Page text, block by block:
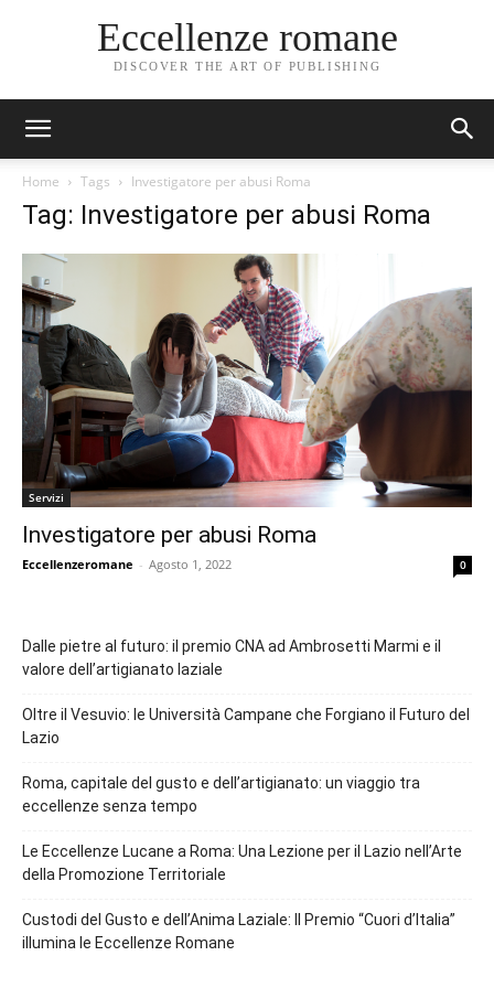
Eccellenze romane
DISCOVER THE ART OF PUBLISHING
Home Tags Investigatore per abusi Roma
Tag: Investigatore per abusi Roma
Servizi
Investigatore per abusi Roma
Eccellenzeromane - Agosto 1, 2022 0
Dalle pietre al futuro: il premio CNA ad Ambrosetti Marmi e il
valore dell’artigianato laziale
Oltre il Vesuvio: le Università Campane che Forgiano il Futuro del
Lazio
Roma, capitale del gusto e dell’artigianato: un viaggio tra
eccellenze senza tempo
Le Eccellenze Lucane a Roma: Una Lezione per il Lazio nell’Arte
della Promozione Territoriale
Custodi del Gusto e dell’Anima Laziale: Il Premio “Cuori d’Italia”
illumina le Eccellenze Romane